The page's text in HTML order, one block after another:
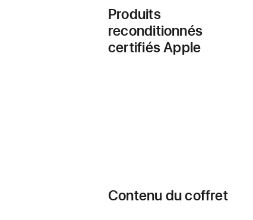
Produits
reconditionnés
certifiés Apple
Contenu du coffret